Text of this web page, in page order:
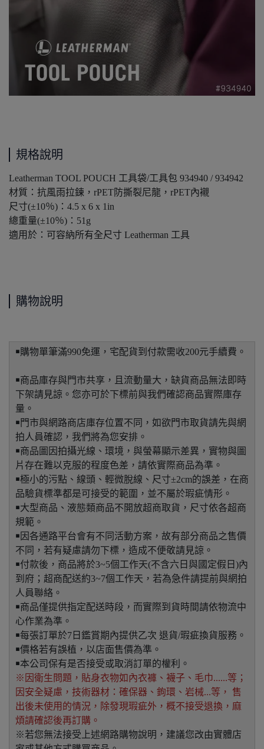
規格說明
Leatherman TOOL POUCH 工具袋/工具包 934940 / 934942
材質：抗風雨拉鍊，rPET防撕裂尼龍，rPET內襯
尺寸(±10％)：4.5 x 6 x 1in
總重量(±10％)：51g
適用於：可容納所有全尺寸 Leatherman 工具
購物說明
￭購物單筆滿990免運，宅配貨到付款需收200元手續費。
￭商品庫存與門市共享，且流動量大，缺貨商品無法即時
下架請見諒。您亦可於下標前與我們確認商品實際庫存
量。
￭門市與網路商店庫存位置不同，如欲門市取貨請先與網
拍人員確認，我們將為您安排。
￭商品圖因拍攝光線、環境，與螢幕顯示差異，實物與圖
片存在難以克服的程度色差，請依實際商品為準。
￭極小的污點、線頭、輕微脫線、尺寸±2cm的誤差，在商
品驗貨標準都是可接受的範圍，並不屬於瑕疵情形。
￭大型商品、液態類商品不開放超商取貨，尺寸依各超商
規範。
￭因各通路平台會有不同活動方案，故有部分商品之售價
不同，若有疑慮請勿下標，造成不便敬請見諒。
￭付款後，商品將於3~5個工作天(不含六日與國定假日)內
到府；超商配送約3~7個工作天，若為急件請提前與網拍
人員聯絡。
￭商品僅提供指定配送時段，而實際到貨時間請依物流中
心作業為準。
￭每張訂單於7日鑑賞期內提供乙次 退貨/瑕疵換貨服務。
￭價格若有誤植，以店面售價為準。
￭本公司保有是否接受或取消訂單的權利。
※因衛生問題，貼身衣物如內衣褲、襪子、毛巾......等；
因安全疑慮，技術器材：確保器、鉤環、岩械...等， 售
出後未使用的情況，除發現瑕疵外，概不接受退換，麻
煩請確認後再訂購。
※若您無法接受上述網路購物說明，建議您改由實體店